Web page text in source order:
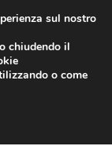
sul nostro
chiudendo il
o come